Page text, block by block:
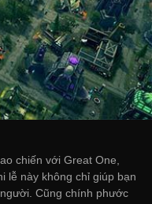
chiến với Great One,
lễ này không chỉ giúp bạn
Cũng chính phước